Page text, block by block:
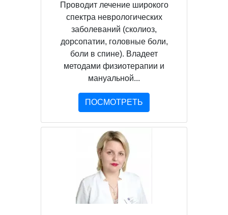
Проводит лечение широкого
спектра неврологических
заболеваний (сколиоз,
дорсопатии, головные боли,
боли в спине). Владеет
методами физиотерапии и
мануальной...
ПОСМОТРЕТЬ